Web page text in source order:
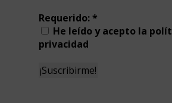
Requerido:*
He leído y acepto la
privacidad